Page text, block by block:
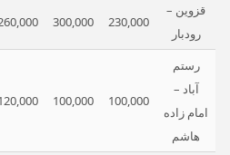
قزوین –
رودبار
230,000
300,000
رستم
آباد –
امام زاده
هاشم
100,000
100,000